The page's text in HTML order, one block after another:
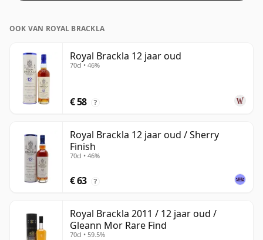
OOK VAN ROYAL BRACKLA
Royal Brackla 12 jaar oud
70cl • 46%
€ 58 ?
Royal Brackla 12 jaar oud / Sherry
Finish
70cl • 46%
€ 63 ?
Royal Brackla 2011 / 12 jaar oud /
Gleann Mor Rare Find
70cl • 59.5%